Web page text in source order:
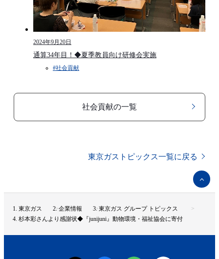
2024年9月20日
通算34年目！◆夏季教員向け研修会実施
#社会貢献​
社会貢献​の一覧
東京ガストピックス一覧に戻る
ペ
ー
ジ
ト
へ
東京ガス 企業情報
東京ガス グループ トピックス
杉本彩さんより感謝状◆『junijuni』動物環境・福祉協会に寄付